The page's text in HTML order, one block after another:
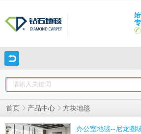
始
首页 产品中心 方块地毯
办公室地毯--尼龙圈